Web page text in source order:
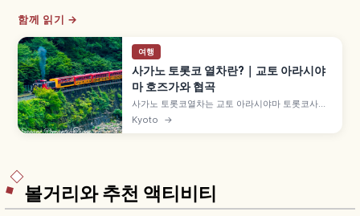
함께 읽기 →
여행
사가노 토롯코 열차란?｜교토 아라시야
마 호즈가와 협곡
사가노 토롯코열차는 교토 아라시야마 토롯코사가
역에서 토롯코가메오카역까지 약 7.3km를 잇는 관
광 열차로, 1991년 JR 산인 본선 구선을 활용해 개
Kyoto →
볼거리와 추천 액티비티